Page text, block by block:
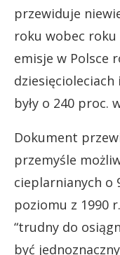
przewiduje
roku wobec
emisje w Polsce
były o 240 proc.
Dokument
przemyśle
cieplarnianych o
poziomu z 1990
“trudny do
być